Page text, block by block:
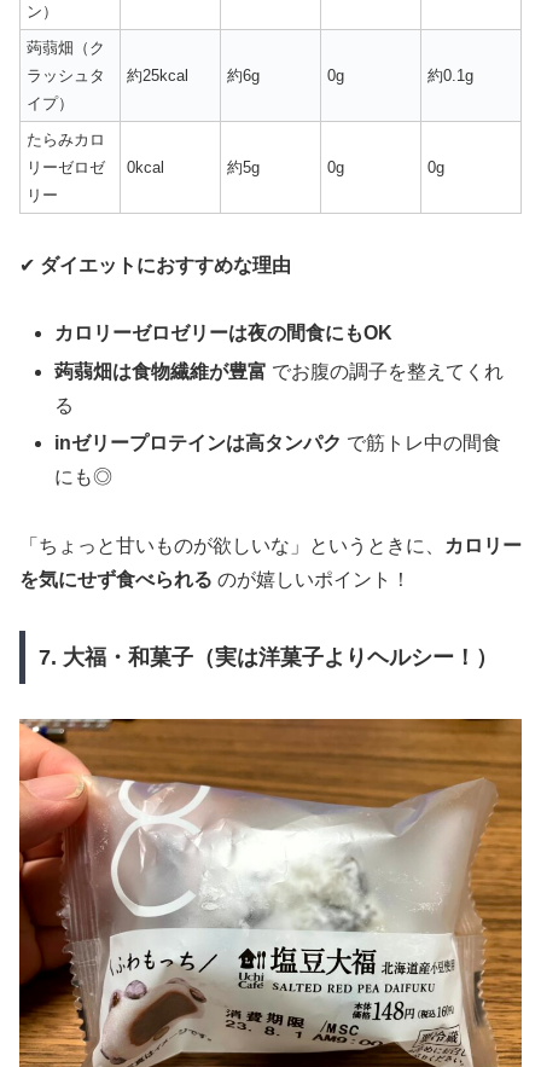
ン）
蒟蒻畑（ク
ラッシュタ
イプ）
約25kcal 約6g 0g 約0.1g
たらみカロ
リーゼロゼ
リー
0kcal 約5g 0g 0g
✔ ダイエットにおすすめな理由
カロリーゼロゼリーは夜の間食にもOK
蒟蒻畑は食物繊維が豊富 でお腹の調子を整えてくれ
る
inゼリープロテインは高タンパク で筋トレ中の間食
にも◎
「ちょっと甘いものが欲しいな」というときに、
カロリー
を気にせず食べられる のが嬉しいポイント！
7. 大福・和菓子（実は洋菓子よりヘルシー！）